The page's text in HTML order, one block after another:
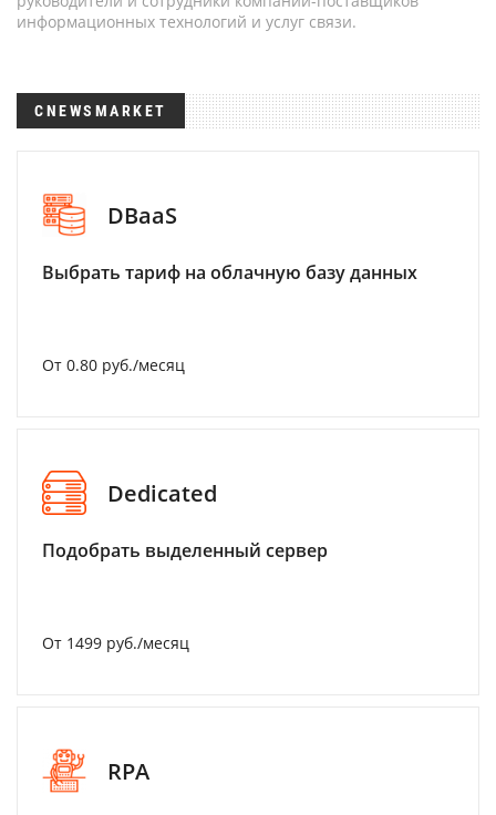
информационных технологий и услуг связи.
CNEWSMARKET
DBaaS
Выбрать тариф на облачную базу данных
От 0.80 руб./месяц
Dedicated
Подобрать выделенный сервер
От 1499 руб./месяц
RPA